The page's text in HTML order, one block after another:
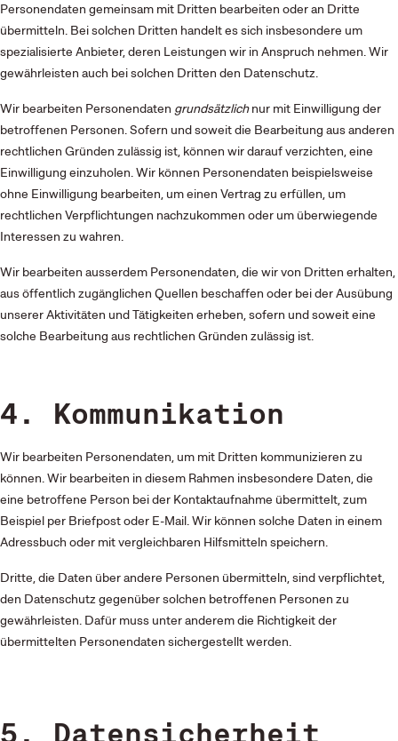
Personendaten gemeinsam mit Dritten bearbeiten oder an Dritte
übermitteln. Bei solchen Dritten handelt es sich insbesondere um
spezialisierte Anbieter, deren Leistungen wir in Anspruch nehmen. Wir
gewährleisten auch bei solchen Dritten den Datenschutz.
Wir bearbeiten Personendaten grundsätzlichnur mit Einwilligung der
betroffenen Personen. Sofern und soweit die Bearbeitung aus anderen
rechtlichen Gründen zulässig ist, können wir darauf verzichten, eine
Einwilligung einzuholen. Wir können Personendaten beispielsweise
ohne Einwilligung bearbeiten, um einen Vertrag zu erfüllen, um
rechtlichen Verpflichtungen nachzukommen oder um überwiegende
Interessen zu wahren.
Wir bearbeiten ausserdem Personendaten, die wir von Dritten erhalten,
aus öffentlich zugänglichen Quellen beschaffen oder bei der Ausübung
unserer Aktivitäten und Tätigkeiten erheben, sofern und soweit eine
solche Bearbeitung aus rechtlichen Gründen zulässig ist.
4. Kommunikation
Wir bearbeiten Personendaten, um mit Dritten kommunizieren zu
können. Wir bearbeiten in diesem Rahmen insbesondere Daten, die
eine betroffene Person bei der Kontaktaufnahme übermittelt, zum
Beispiel per Briefpost oder E-Mail. Wir können solche Daten in einem
Adressbuch oder mit vergleichbaren Hilfsmitteln speichern.
Dritte, die Daten über andere Personen übermitteln, sind verpflichtet,
den Datenschutz gegenüber solchen betroffenen Personen zu
gewährleisten. Dafür muss unter anderem die Richtigkeit der
übermittelten Personendaten sichergestellt werden.